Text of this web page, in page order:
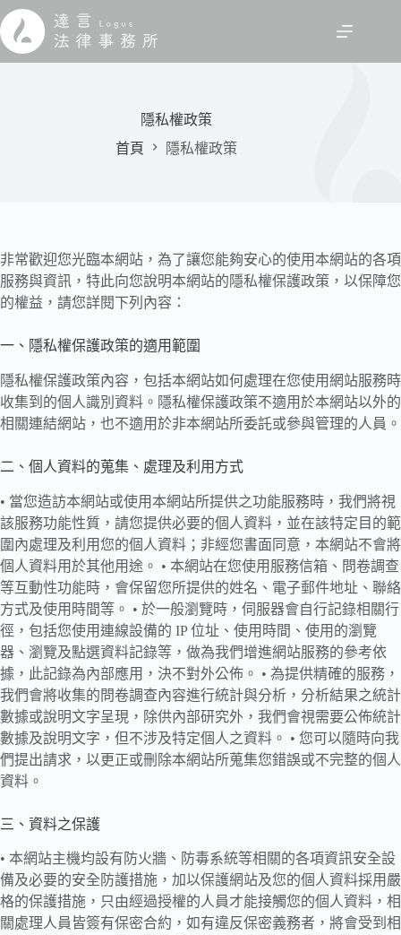
跳
至
主
隱私權政策
首頁
隱私權政策
非常歡迎您光臨本網站，為了讓您能夠安心的使用本網站的各項
服務與資訊，特此向您說明本網站的隱私權保護政策，以保障您
的權益，請您詳閱下列內容：
一、隱私權保護政策的適用範圍
隱私權保護政策內容，包括本網站如何處理在您使用網站服務時
收集到的個人識別資料。隱私權保護政策不適用於本網站以外的
相關連結網站，也不適用於非本網站所委託或參與管理的人員。
二、個人資料的蒐集、處理及利用方式
• 當您造訪本網站或使用本網站所提供之功能服務時，我們將視
該服務功能性質，請您提供必要的個人資料，並在該特定目的範
圍內處理及利用您的個人資料；非經您書面同意，本網站不會將
個人資料用於其他用途。 • 本網站在您使用服務信箱、問卷調查
等互動性功能時，會保留您所提供的姓名、電子郵件地址、聯絡
方式及使用時間等。 • 於一般瀏覽時，伺服器會自行記錄相關行
徑，包括您使用連線設備的 IP 位址、使用時間、使用的瀏覽
器、瀏覽及點選資料記錄等，做為我們增進網站服務的參考依
據，此記錄為內部應用，決不對外公佈。 • 為提供精確的服務，
我們會將收集的問卷調查內容進行統計與分析，分析結果之統計
數據或說明文字呈現，除供內部研究外，我們會視需要公佈統計
數據及說明文字，但不涉及特定個人之資料。 • 您可以隨時向我
們提出請求，以更正或刪除本網站所蒐集您錯誤或不完整的個人
資料。
三、資料之保護
• 本網站主機均設有防火牆、防毒系統等相關的各項資訊安全設
備及必要的安全防護措施，加以保護網站及您的個人資料採用嚴
格的保護措施，只由經過授權的人員才能接觸您的個人資料，相
關處理人員皆簽有保密合約，如有違反保密義務者，將會受到相